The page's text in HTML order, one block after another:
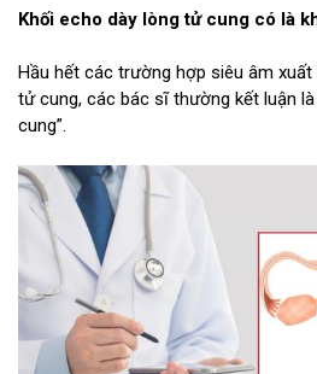
Khối echo dày lòng tử cung có là
Hầu hết các trường hợp siêu âm
tử cung, các bác sĩ thường kết luận
cung”.